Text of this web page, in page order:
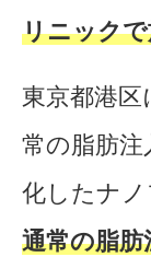
リニック
東京都港
常の脂肪
化したナ
通常の脂